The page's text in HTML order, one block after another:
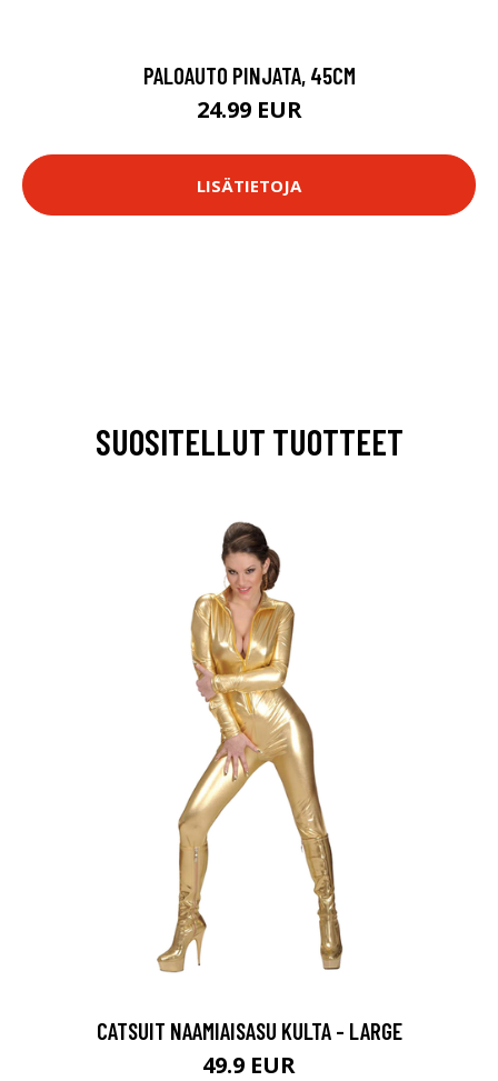
PALOAUTO PINJATA, 45CM
24.99 EUR
LISÄTIETOJA
SUOSITELLUT TUOTTEET
CATSUIT NAAMIAISASU KULTA - LARGE
49.9 EUR